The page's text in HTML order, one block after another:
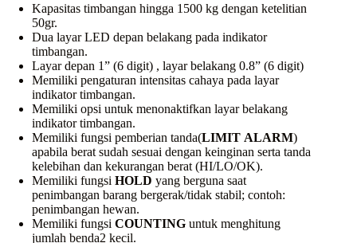
Kapasitas timbangan hingga 1500 kg dengan ketelitian
50gr.
Dua layar LED depan belakang pada indikator
timbangan.
Layar depan 1” (6 digit) , layar belakang 0.8” (6 digit)
Memiliki pengaturan intensitas cahaya pada layar
indikator timbangan.
Memiliki opsi untuk menonaktifkan layar belakang
indikator timbangan.
Memiliki fungsi pemberian tanda(LIMIT ALARM)
apabila berat sudah sesuai dengan keinginan serta tanda
kelebihan dan kekurangan berat (HI/LO/OK).
Memiliki fungsi HOLD yang berguna saat
penimbangan barang bergerak/tidak stabil; contoh:
penimbangan hewan.
Memiliki fungsi COUNTING untuk menghitung
jumlah benda2 kecil.